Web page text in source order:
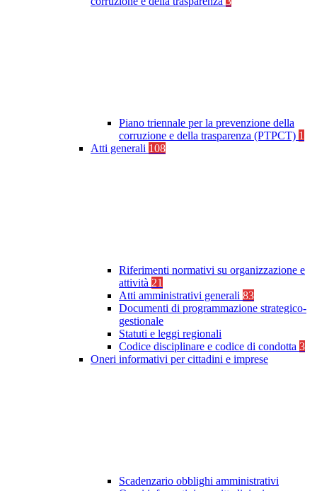
Piano triennale per la prevenzione della
corruzione e della trasparenza (PTPCT) 1
Atti generali 108
Riferimenti normativi su organizzazione e
attività 21
Atti amministrativi generali 83
Documenti di programmazione strategico-
gestionale
Statuti e leggi regionali
Codice disciplinare e codice di condotta 3
Oneri informativi per cittadini e imprese
Scadenzario obblighi amministrativi